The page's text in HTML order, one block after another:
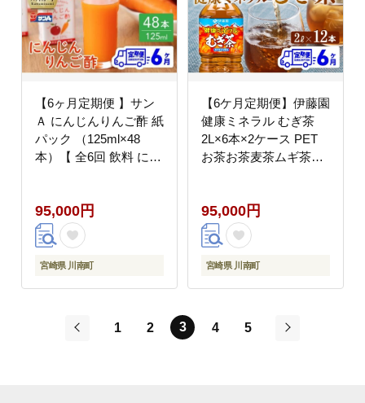
【6ヶ月定期便 】サン
Ａ にんじんりんご酢 紙
パック （125ml×48
本）【 全6回 飲料 にん
紙パック 長期保存 備蓄
送料無料】[C03069t6]
95,000円
宮崎県 川南町
【6ケ月定期便】伊藤園
健康ミネラル むぎ茶
2L×6本×2ケース PET
お茶お茶麦茶ムギ茶飲
ドリンクお茶麦茶ペッ
トボトルお茶麦茶カフ
ェインゼロお茶麦茶カ
ロリーゼロお茶麦茶
95,000円
宮崎県 川南町
1 2 3 4
5